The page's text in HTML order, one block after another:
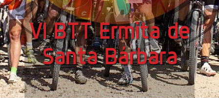
VI BTT Ermita de
Santa Bárbara